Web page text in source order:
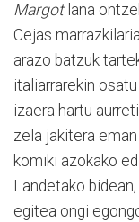
Margotlana
Cejas
arazo batzuk
italiarrarekin
izaera hartu
zela jakitera
komiki azokako
Landetako
egitea ongi